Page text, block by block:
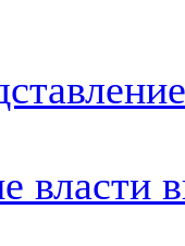
власти